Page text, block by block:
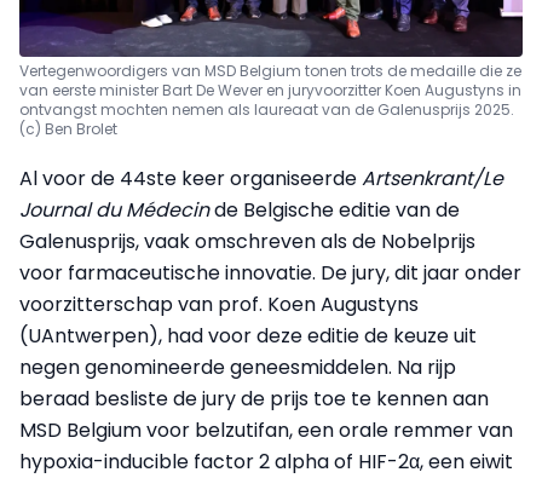
Vertegenwoordigers van MSD Belgium tonen trots de medaille die ze
van eerste minister Bart De Wever en juryvoorzitter Koen Augustyns in
ontvangst mochten nemen als laureaat van de Galenusprijs 2025.
(c) Ben Brolet
Al voor de 44ste keer organiseerdeArtsenkrant/Le
Journal du Médecinde Belgische editie van de
Galenusprijs, vaak omschreven als de Nobelprijs
voor farmaceutische innovatie. De jury, dit jaar onder
voorzitterschap van prof. Koen Augustyns
(UAntwerpen), had voor deze editie de keuze uit
negen genomineerde geneesmiddelen. Na rijp
beraad besliste de jury de prijs toe te kennen aan
MSD Belgium voor belzutifan, een orale remmer van
hypoxia-inducible factor 2 alpha of HIF-2α, een eiwit